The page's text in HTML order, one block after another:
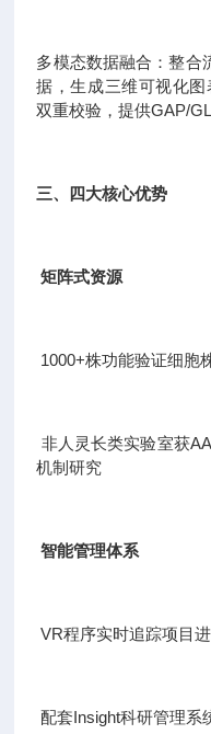
多模态数据融合：整合
据，生成三维可视化
双重校验，提供GAP/
三、四大核心优势
矩阵式资源
1000+株功能验证细胞
非人灵长类实验室获
机制研究
智能管理体系
VR程序实时追踪项目
配套Insight科研管理系